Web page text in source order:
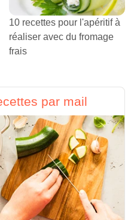
10 recettes pour l'apéritif à
réaliser avec du fromage
frais
par mail